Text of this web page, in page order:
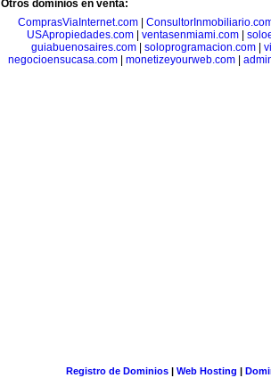
Otros dominios en venta:
ComprasViaInternet.com
USApropiedades.com| ventasenmiami.com|
guiabuenosaires.com| soloprogramacion.com|
negocioensucasa.com
monetizeyourweb.com
Registro de Dominios| Web Hosting |